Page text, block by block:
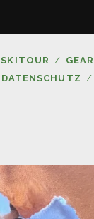
SKITOUR GEAR
DATENSCHUTZ